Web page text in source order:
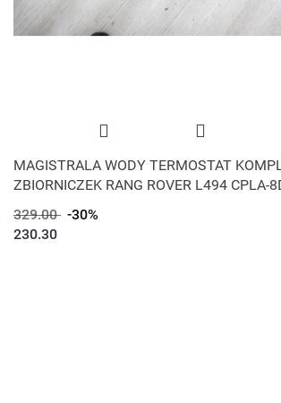
MAGISTRALA WODY TERMOSTAT
ZBIORNICZEK RANG ROVER L494 CPLA-
329.00 -30%
230.30